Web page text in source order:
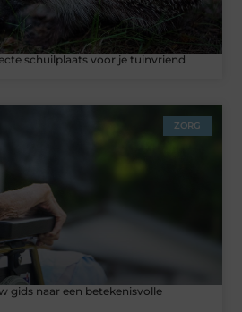
schuilplaats voor je tuinvriend
ZORG
gids naar een betekenisvolle